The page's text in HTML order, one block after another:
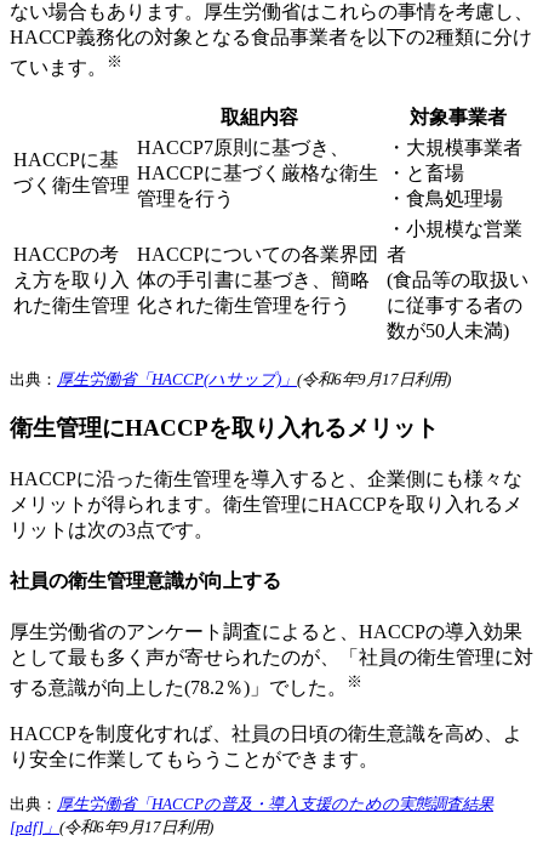
ない場合もあります。厚生労働省はこれらの事情を考慮し、
HACCP義務化の対象となる食品事業者を以下の2種類に分け
ています。
※
取組内容 対象事業者
HACCPに基
づく衛生管理
HACCP7原則に基づき、
HACCPに基づく厳格な衛生
管理を行う
・大規模事業者
・と畜場
・食鳥処理場
HACCPの考
え方を取り入
れた衛生管理
HACCPについての各業界団
体の手引書に基づき、簡略
化された衛生管理を行う
・小規模な営業
者
(食品等の取扱い
に従事する者の
数が50人未満)
出典： 厚生労働省「HACCP(ハサップ)」 (令和6年9月17日利用)
衛生管理にHACCPを取り入れるメリット
HACCPに沿った衛生管理を導入すると、企業側にも様々な
メリットが得られます。衛生管理にHACCPを取り入れるメ
リットは次の3点です。
社員の衛生管理意識が向上する
厚生労働省のアンケート調査によると、HACCPの導入効果
として最も多く声が寄せられたのが、「社員の衛生管理に対
する意識が向上した(78.2％)」でした。
※
HACCPを制度化すれば、社員の日頃の衛生意識を高め、よ
り安全に作業してもらうことができます。
出典： 厚生労働省「HACCPの普及・導入支援のための実態調査結果
[pdf]」 (令和6年9月17日利用)